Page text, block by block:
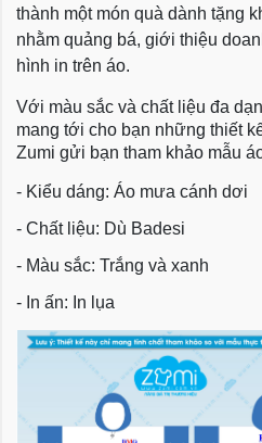
thành một món quà dành tặng
nhằm quảng bá, giới thiệu
hình in trên áo.
Với màu sắc và chất liệu đa
mang tới cho bạn những thiết
Zumi gửi bạn tham khảo mẫu
- Kiểu dáng: Áo mưa cánh dơi
- Chất liệu: Dù Badesi
- Màu sắc: Trắng và xanh
- In ấn: In lụa